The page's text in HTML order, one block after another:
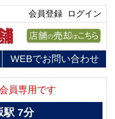
ログイン
会員登録
WEBでお問い合わせ
員専用です
駅 7分